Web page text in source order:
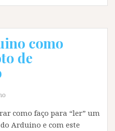
como
de
como faço para “ler” um
Arduino e com este